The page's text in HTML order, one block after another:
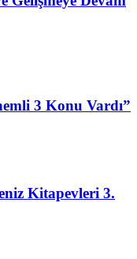
3 Konu Vardı”
Kitapevleri 3.